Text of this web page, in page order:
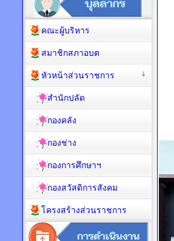
คณะผู้บริหาร
สมาชิกสภาอบต
หัวหน้าส่วนราชการ
สำนักปลัด
กองคลัง
กองช่าง
กองการศึกษาฯ
กองสวัสดิการสังคม
โครงสร้างส่วนราชการ